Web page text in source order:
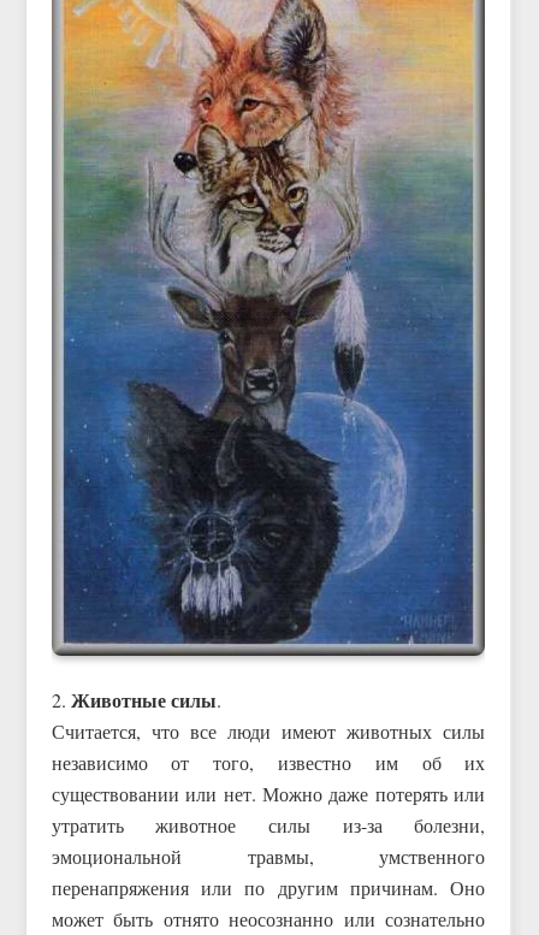
2. Животные силы.
Считается, что все люди имеют животных силы
независимо от того, известно им об их
существовании или нет. Можно даже потерять или
утратить животное силы из-за болезни,
эмоциональной травмы, умственного
перенапряжения или по другим причинам. Оно
может быть отнято неосознанно или сознательно